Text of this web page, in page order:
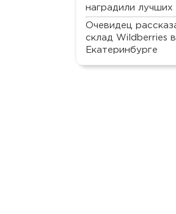
наградили лучших
Очевидец
склад Wildberries в
Екатеринбурге